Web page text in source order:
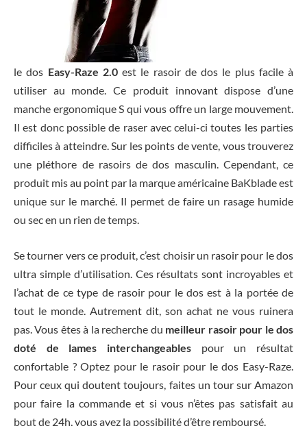
le dos Easy-Raze 2.0est le rasoir de dos le plus facile à
utiliser au monde. Ce produit innovant dispose d’une
manche ergonomique S qui vous offre un large mouvement.
Il est donc possible de raser avec celui-ci toutes les parties
difficiles à atteindre. Sur les points de vente, vous trouverez
une pléthore de rasoirs de dos masculin. Cependant, ce
produit mis au point par la marque américaine BaKblade est
unique sur le marché. Il permet de faire un rasage humide
ou sec en un rien de temps.
Se tourner vers ce produit, c’est choisir un rasoir pour le dos
ultra simple d’utilisation. Ces résultats sont incroyables et
l’achat de ce type de rasoir pour le dos est à la portée de
tout le monde. Autrement dit, son achat ne vous ruinera
pas. Vous êtes à la recherche du meilleur rasoir pour le dos
doté de lames interchangeables pour un résultat
confortable ? Optez pour le rasoir pour le dos Easy-Raze.
Pour ceux qui doutent toujours, faites un tour sur Amazon
pour faire la commande et si vous n’êtes pas satisfait au
bout de 24h, vous avez la possibilité d’être remboursé.